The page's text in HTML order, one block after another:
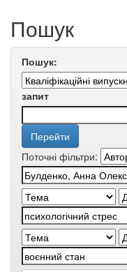
Пошук
Пошук:
запит
Поточні фільтри: